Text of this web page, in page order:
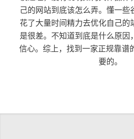
己的网站到底该怎么弄。懂一些
花了大量时间精力去优化自己的
是很差。不知道到底是什么原因
信心。综上，找到一家正规靠谱
要的。